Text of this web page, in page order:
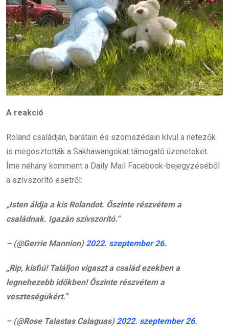
A reakció
Roland családján, barátain és szomszédain kívül a netezők
is megosztották a Sakhawangokat támogató üzeneteket.
Íme néhány komment a Daily Mail Facebook-bejegyzéséből
a szívszorító esetről:
„Isten áldja a kis Rolandot. Őszinte részvétem a
családnak. Igazán szívszorító.”
– (@Gerrie Mannion) 2022. szeptember 26.
„Rip, kisfiú! Találjon vigaszt a család ezekben a
legnehezebb időkben! Őszinte részvétem a
veszteségükért.”
– (@Rose Talastas Calaguas)2022. szeptember 26.